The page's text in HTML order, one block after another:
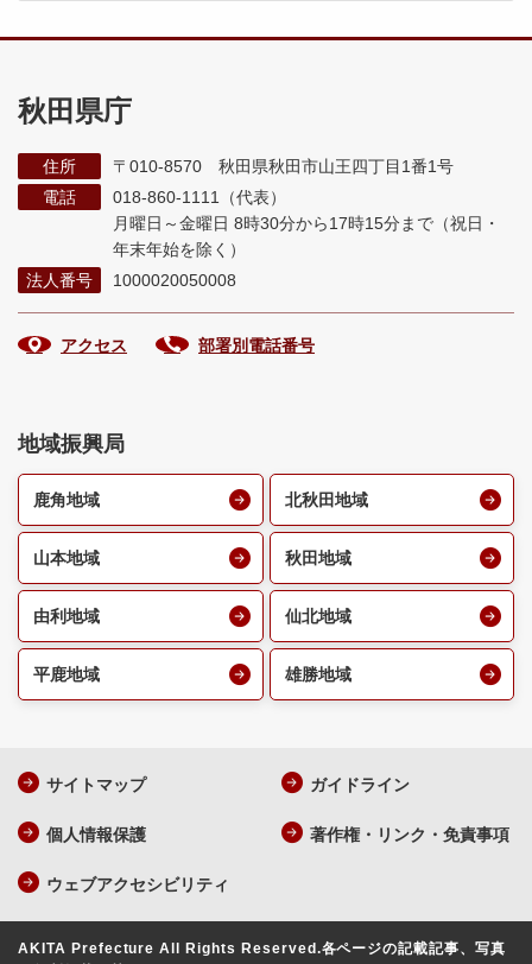
秋田県庁
住所
〒010-8570 秋田県秋田市山王四丁目1番1号
電話
018-860-1111（代表）
月曜日～金曜日 8時30分から17時15分まで （祝日・
年末年始を除く）
法人番号
1000020050008
アクセス 部署別電話番号
地域振興局
鹿角地域 北秋田地域
山本地域 秋田地域
由利地域 仙北地域
平鹿地域 雄勝地域
サイトマップ ガイドライン
個人情報保護 著作権・リンク・免責事項
ウェブアクセシビリティ
AKITA Prefecture All Rights Reserved.各ページの記載記事、写真